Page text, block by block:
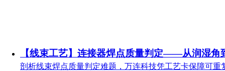
【线束工艺】连接器焊点质量判定——从润湿角
剖析线束焊点质量判定难题，万连科技凭工艺卡保障可重